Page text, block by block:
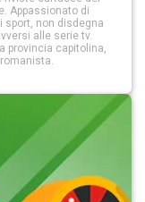
Appassionato di
sport, non disdegna
alle serie tv.
provincia capitolina,